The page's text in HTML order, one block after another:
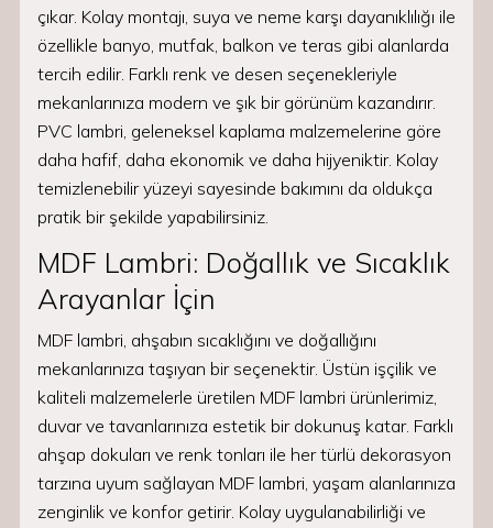
çıkar. Kolay montajı, suya ve neme karşı dayanıklılığı ile
özellikle banyo, mutfak, balkon ve teras gibi alanlarda
tercih edilir. Farklı renk ve desen seçenekleriyle
mekanlarınıza modern ve şık bir görünüm kazandırır.
PVC lambri, geleneksel kaplama malzemelerine göre
daha hafif, daha ekonomik ve daha hijyeniktir. Kolay
temizlenebilir yüzeyi sayesinde bakımını da oldukça
pratik bir şekilde yapabilirsiniz.
MDF Lambri: Doğallık ve Sıcaklık
Arayanlar İçin
MDF lambri, ahşabın sıcaklığını ve doğallığını
mekanlarınıza taşıyan bir seçenektir. Üstün işçilik ve
kaliteli malzemelerle üretilen MDF lambri ürünlerimiz,
duvar ve tavanlarınıza estetik bir dokunuş katar. Farklı
ahşap dokuları ve renk tonları ile her türlü dekorasyon
tarzına uyum sağlayan MDF lambri, yaşam alanlarınıza
zenginlik ve konfor getirir. Kolay uygulanabilirliği ve